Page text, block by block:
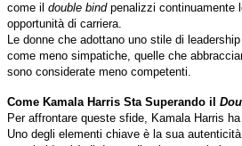
come il double bindpenalizzi continuamente
opportunità di carriera.
Le donne che adottano uno stile di
come meno simpatiche, quelle che
sono considerate meno competenti.
Come Kamala Harris Sta Superando il
Per affrontare queste sfide, Kamala Harris
Uno degli elementi chiave è la sua